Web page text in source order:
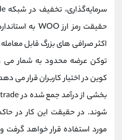
حقیقت رمز ارز WOO به استاندارد
مورد استفاده قرار خواهد گرفت